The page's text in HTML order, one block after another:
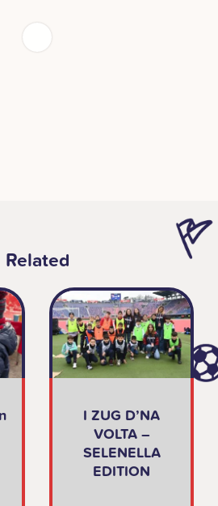
Related
I ZUG D’NA
VOLTA –
SELENELLA
EDITION